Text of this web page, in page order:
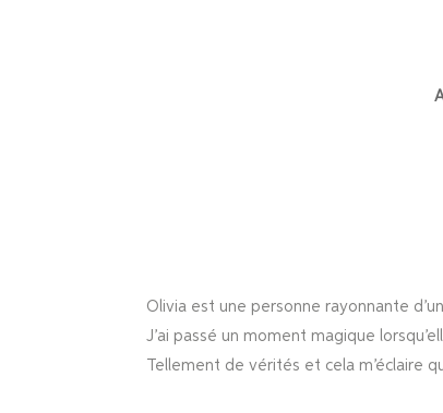
Olivia est une personne rayonnante
J’ai passé un moment magique
Tellement de vérités et cela m’éclaire